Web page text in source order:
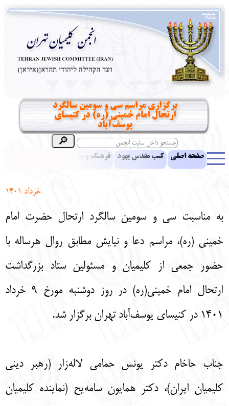
برگزاری مراسم سی و سومین سالگرد
ارتحال امام خمینی (ره) در کنیسای
یوسف‌آباد
صفحه اصلی کتب مقدس یهود فرهنگ و بینش یهود
تماس باما پرسش و پاسخ انتقادات و پیشنهادات
English עברית
خرداد 1401
به مناسبت سی و سومین سالگرد ارتحال حضرت امام
خمینی (ره)، مراسم دعا و نیایش مطابق روال هرساله با
حضور جمعی از کلیمیان و مسئولین ستاد بزرگداشت
ارتحال امام خمینی(ره) در روز دوشنبه مورخ ۹ خرداد
۱۴۰۱ در کنیسای یوسف‌آباد تهران برگزار شد.
جناب حاخام دکتر یونس حمامی لاله‌زار (رهبر دینی
کلیمیان ایران)، دکتر همایون سامه‌یح (نماینده کلیمیان